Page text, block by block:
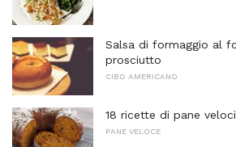
Salsa di formaggio al
prosciutto
CIBO AMERICANO
18 ricette di pane
PANE VELOCE